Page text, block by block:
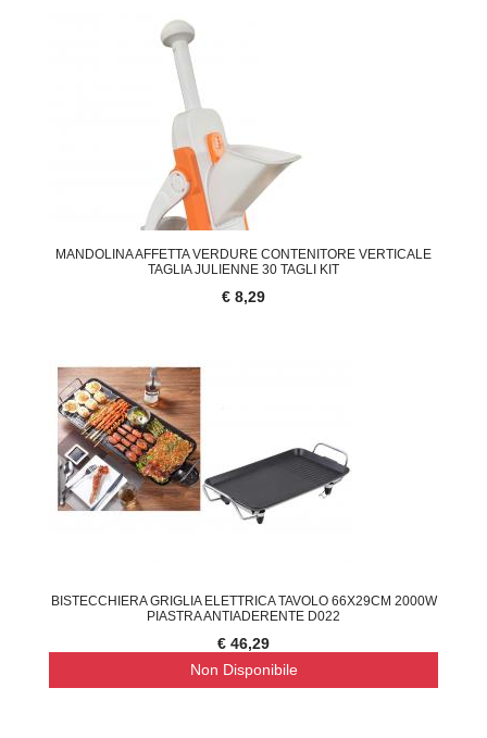
MANDOLINA AFFETTA VERDURE CONTENITORE VERTICALE
TAGLIA JULIENNE 30 TAGLI KIT
€ 8,29
BISTECCHIERA GRIGLIA ELETTRICA TAVOLO 66X29CM 2000W
PIASTRA ANTIADERENTE D022
€ 46,29
Non Disponibile